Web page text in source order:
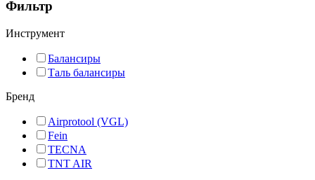
Фильтр
Инструмент
Балансиры
Таль балансиры
Бренд
Airprotool (VGL)
Fein
TECNA
TNT AIR